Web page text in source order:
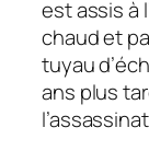
est assis à
chaud et
tuyau
ans plus